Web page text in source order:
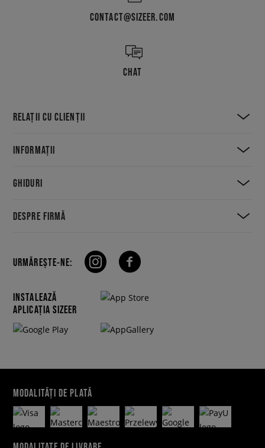
CONTACT@SIZEER.COM
CHAT
RELAȚII CU CLIENȚII
INFORMAȚII
GHIDURI
DESPRE FIRMĂ
URMĂREȘTE-NE:
INSTALEAZĂ
APLICAȚIA SIZEER
MODALITĂȚI DE PLATĂ